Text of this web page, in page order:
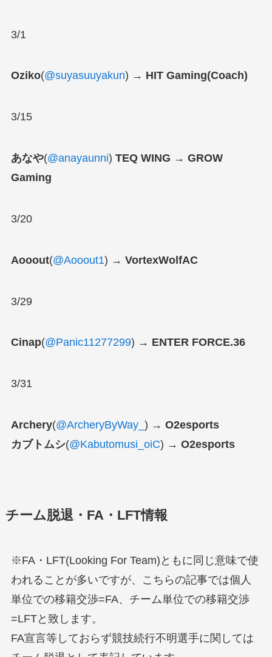
3/1
Oziko(@suyasuuyakun) → HIT Gaming(Coach)
3/15
あなや(@anayaunni) TEQ WING → GROW
Gaming
3/20
Aooout(@Aooout1) → VortexWolfAC
3/29
Cinap(@Panic11277299) → ENTER FORCE.36
3/31
Archery(@ArcheryByWay_ ) → O2esports
カブトムシ(@Kabutomusi_oiC) → O2esports
チーム脱退・FA・LFT情報
※FA・LFT(Looking For Team)ともに同じ意味で使
われることが多いですが、こちらの記事では個人
単位での移籍交渉=FA、チーム単位での移籍交渉
=LFTと致します。
FA宣言等しておらず競技続行不明選手に関しては